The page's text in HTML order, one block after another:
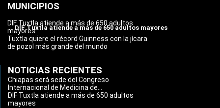
MUNICIPIOS
DIF Tuxtla atiende a más de 650 adultos mayores
DIF Tuxtla atiende a más de 650 adultos
mayores
Tuxtla quiere el récord Guinness con la jícara
de pozol más grande del mundo
NOTICIAS RECIENTES
Chiapas será sede del Congreso
Internacional de Medicina de...
DIF Tuxtla atiende a más de 650 adultos
mayores